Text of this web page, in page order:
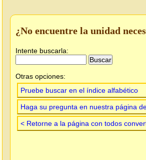
¿No encuentre la unidad
Intente buscarla:
Otras opciones:
Pruebe buscar en el índice alfabético
Haga su pregunta en nuestra página
< Retorne a la página con todos